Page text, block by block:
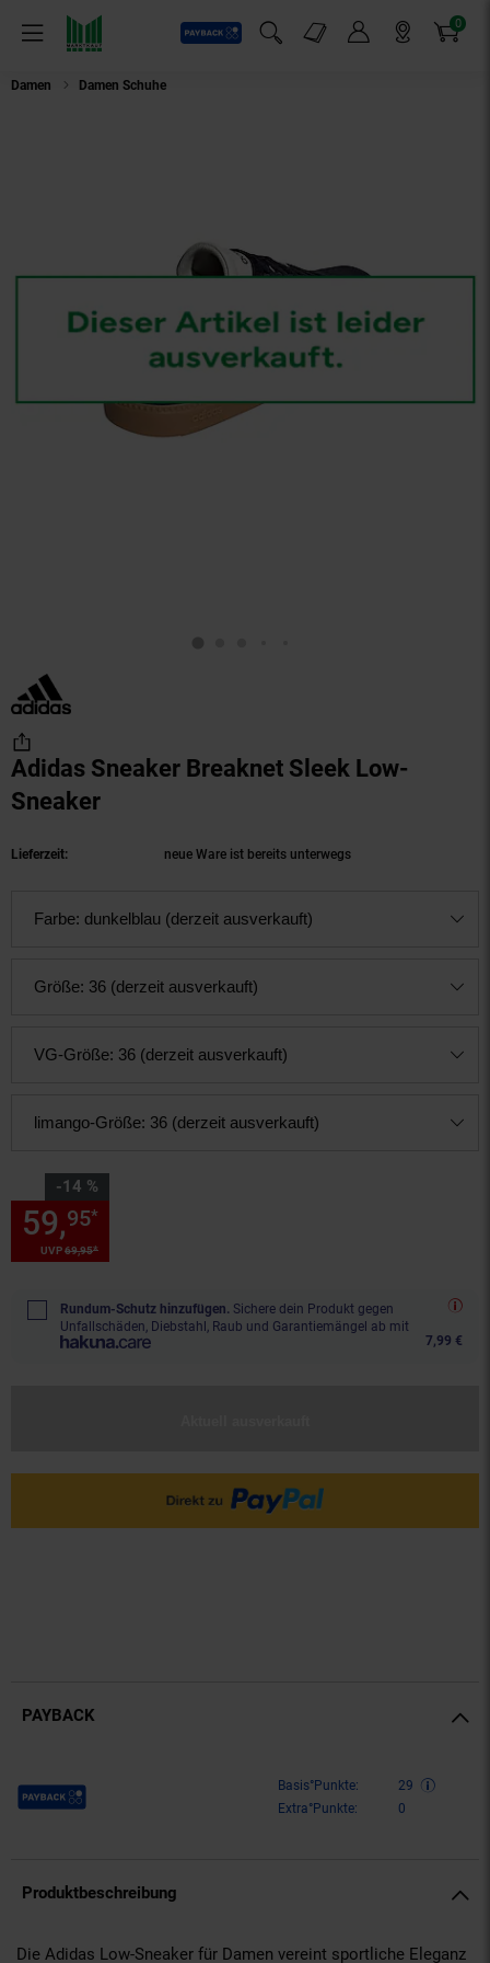
Menü
Payback
Suchfeld einblenden
Markt-Angebote 0
Artikel
Damen Damen Schuhe
Adidas Sneaker Breaknet Sleek Low-
Sneaker
Lieferzeit: neue Ware ist bereits unterwegs
Farbe: dunkelblau (derzeit ausverkauft)
Größe: 36 (derzeit ausverkauft)
VG-Größe: 36 (derzeit ausverkauft)
limango-Größe: 36 (derzeit ausverkauft)
-14 %
Sie Sparen 14 Prozent,
UVP69,95*
59,95*
Rundum-Schutz hinzufügen. Sichere dein Produkt gegen
Unfallschäden, Diebstahl, Raub und Garantiemängel ab mit
7,99 €
PAYBACK
Payback Punkte Basis°Punkte:
29
Extra°Punkte:
0
Produktbeschreibung
Die Adidas Low-Sneaker für Damen vereint sportliche Eleganz